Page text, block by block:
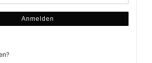
Anmelden